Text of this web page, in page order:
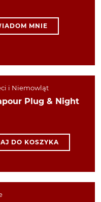
MNIE
i Niemowląt
Plug & Night
DO KOSZYKA